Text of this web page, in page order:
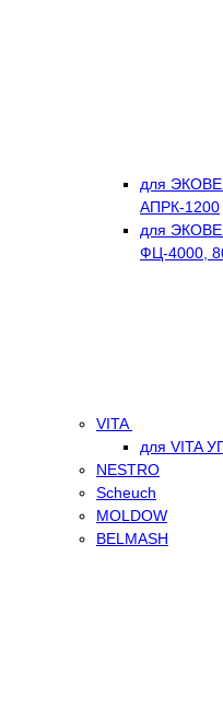
для
АПРК-1200
для
ФЦ-4000,
VITA
для VITA
NESTRO
Scheuch
MOLDOW
BELMASH